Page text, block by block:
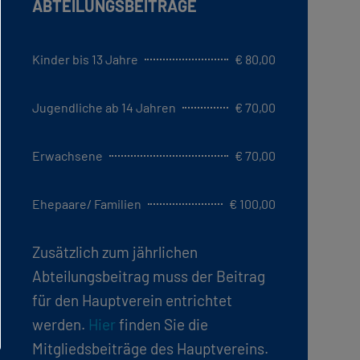
ABTEILUNGSBEITRÄGE
Kinder bis 13 Jahre € 80,00
Jugendliche ab 14 Jahren € 70,00
Erwachsene € 70,00
Ehepaare/ Familien € 100,00
Zusätzlich zum jährlichen
Abteilungsbeitrag muss der Beitrag
für den Hauptverein entrichtet
werden. Hier finden Sie die
Mitgliedsbeiträge des Hauptvereins.